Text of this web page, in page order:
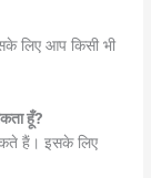
लिए आप किसी भी
हूँ?
हैं। इसके लिए